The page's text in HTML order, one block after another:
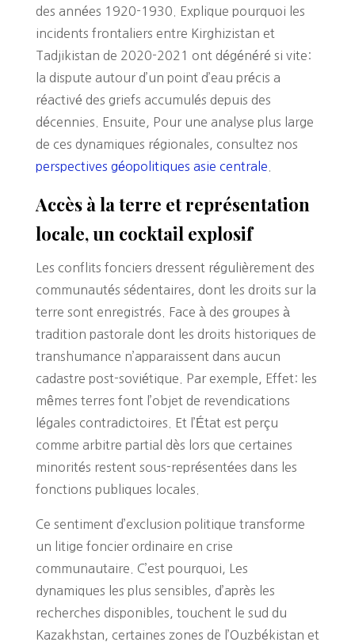
des années 1920-1930. Explique pourquoi les
incidents frontaliers entre Kirghizistan et
Tadjikistan de 2020-2021 ont dégénéré si vite:
la dispute autour d’un point d’eau précis a
réactivé des griefs accumulés depuis des
décennies. Ensuite, Pour une analyse plus large
de ces dynamiques régionales, consultez nos
perspectives géopolitiques asie centrale
Accès à la terre et représentation
locale, un cocktail explosif
Les conflits fonciers dressent régulièrement des
communautés sédentaires, dont les droits sur la
terre sont enregistrés. Face à des groupes à
tradition pastorale dont les droits historiques de
transhumance n’apparaissent dans aucun
cadastre post-soviétique. Par exemple, Effet: les
mêmes terres font l’objet de revendications
légales contradictoires. Et l’État est perçu
comme arbitre partial dès lors que certaines
minorités restent sous-représentées dans les
fonctions publiques locales.
Ce sentiment d’exclusion politique transforme
un litige foncier ordinaire en crise
communautaire. C’est pourquoi, Les
dynamiques les plus sensibles, d’après les
recherches disponibles, touchent le sud du
Kazakhstan, certaines zones de l’Ouzbékistan et